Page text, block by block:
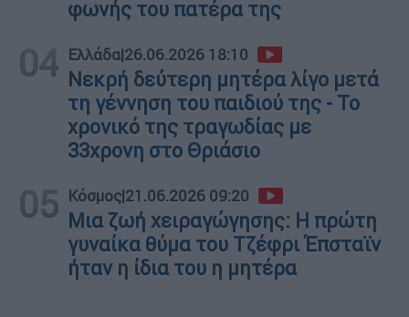
φωνής του πατέρα της
04 Ελλάδα|26.06.2026 18:10
Νεκρή δεύτερη μητέρα λίγο μετά
τη γέννηση του παιδιού της - Το
χρονικό της τραγωδίας με
33χρονη στο Θριάσιο
05 Κόσμος|21.06.2026 09:20
Μια ζωή χειραγώγησης: Η πρώτη
γυναίκα θύμα του Τζέφρι Έπσταϊν
ήταν η ίδια του η μητέρα